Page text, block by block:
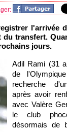
l'arrivée
transfert.
jours.
Adil Rami (31
de
recherche
après avoir
avec Valère
le club
désormais de